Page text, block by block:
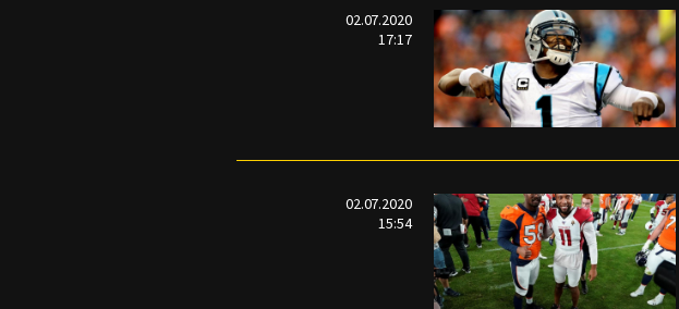
02.07.2020
17:17
02.07.2020
15:54